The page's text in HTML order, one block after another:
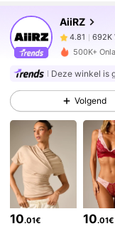
AiiRZ
4.81 692K
692K
692K
692K
500K+
Deze winkel is
Volgend
10.01€ 10.01€